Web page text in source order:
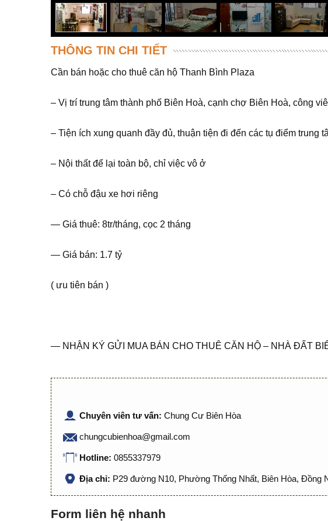
THÔNG TIN CHI TIẾT
Cần bán hoặc cho thuê căn hộ Thanh Bình Plaza
– Vị trí trung tâm thành phố Biên Hoà, cạnh chợ Biên Hoà, công
– Tiện ích xung quanh đầy đủ, thuận tiện đi đến các tụ điểm trung
– Nội thất để lại toàn bộ, chỉ việc vô ở
– Có chỗ đậu xe hơi riêng
— Giá thuê: 8tr/tháng, cọc 2 tháng
— Giá bán: 1.7 tỷ
( ưu tiên bán )
— NHẬN KÝ GỬI MUA BÁN CHO THUÊ CĂN HỘ – NHÀ ĐẤT
Chuyên viên tư vấn: Chung Cư Biên Hòa
chungcubienhoa@gmail.com
Hotline: 0855337979
Địa chỉ: P29 đường N10, Phường Thống Nhất, Biên Hòa, Đồng
Form liên hệ nhanh